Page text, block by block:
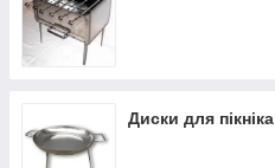
Диски для пікніка